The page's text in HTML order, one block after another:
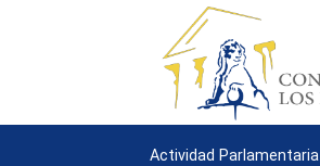
Actividad Parlamentaria